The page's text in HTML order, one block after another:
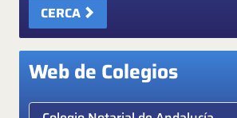
CERCA
Web de Colegios
Elige colegio notarial